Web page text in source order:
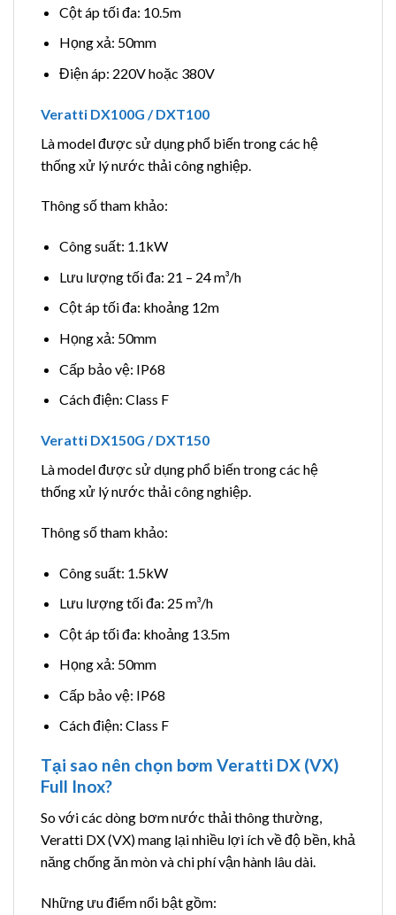
Cột áp tối đa: 10.5m
Họng xả: 50mm
Điện áp: 220V hoặc 380V
Veratti DX100G / DXT100
Là model được sử dụng phổ biến trong các hệ
thống xử lý nước thải công nghiệp.
Thông số tham khảo:
Công suất: 1.1kW
Lưu lượng tối đa: 21 – 24 m³/h
Cột áp tối đa: khoảng 12m
Họng xả: 50mm
Cấp bảo vệ: IP68
Cách điện: Class F
Veratti DX150G / DXT150
Là model được sử dụng phổ biến trong các hệ
thống xử lý nước thải công nghiệp.
Thông số tham khảo:
Công suất: 1.5kW
Lưu lượng tối đa: 25 m³/h
Cột áp tối đa: khoảng 13.5m
Họng xả: 50mm
Cấp bảo vệ: IP68
Cách điện: Class F
Tại sao nên chọn bơm Veratti DX (VX)
Full Inox?
So với các dòng bơm nước thải thông thường,
Veratti DX (VX) mang lại nhiều lợi ích về độ bền, khả
năng chống ăn mòn và chi phí vận hành lâu dài.
Những ưu điểm nổi bật gồm: